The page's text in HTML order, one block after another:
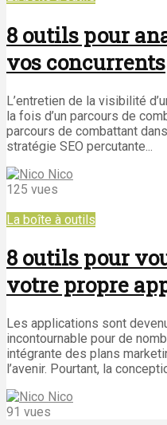
8 outils pour
vos concurrents
L’entretien de la visibilité
la fois d’un parcours de
parcours de combattant
stratégie SEO percutante...
Nico
125 vues
La boîte à outils
8 outils pour
votre propre
Les applications sont
incontournable pour de
intégrante des plans
l’avenir. Pourtant, la
Nico
91 vues